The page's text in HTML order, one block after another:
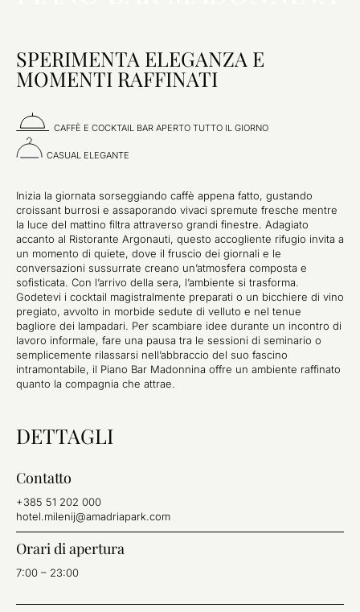
SPERIMENTA ELEGANZA E
MOMENTI RAFFINATI
CAFFÈ E COCKTAIL BAR APERTO TUTTO IL GIORNO
CASUAL ELEGANTE
Inizia la giornata sorseggiando caffè appena fatto, gustando
croissant burrosi e assaporando vivaci spremute fresche mentre
la luce del mattino filtra attraverso grandi finestre. Adagiato
accanto al Ristorante Argonauti, questo accogliente rifugio invita a
un momento di quiete, dove il fruscio dei giornali e le
conversazioni sussurrate creano un’atmosfera composta e
sofisticata. Con l’arrivo della sera, l’ambiente si trasforma.
Godetevi i cocktail magistralmente preparati o un bicchiere di vino
pregiato, avvolto in morbide sedute di velluto e nel tenue
bagliore dei lampadari. Per scambiare idee durante un incontro di
lavoro informale, fare una pausa tra le sessioni di seminario o
semplicemente rilassarsi nell’abbraccio del suo fascino
intramontabile, il Piano Bar Madonnina offre un ambiente raffinato
quanto la compagnia che attrae.
DETTAGLI
Contatto
+385 51 202 000
hotel.milenij@amadriapark.com
Orari di apertura
7:00 – 23:00